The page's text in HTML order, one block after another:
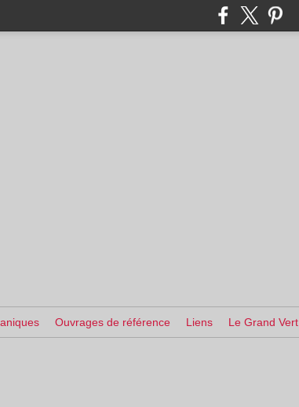
Ouvrages de référence Liens Le Grand Vert